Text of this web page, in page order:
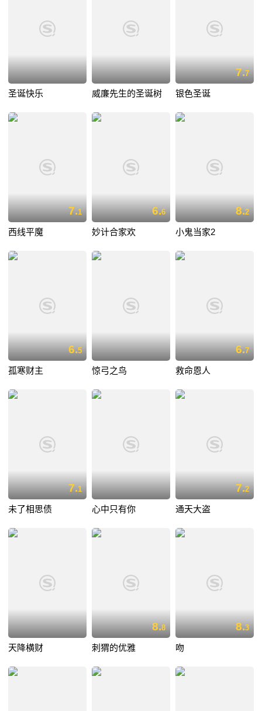
圣诞快乐 威廉先生的圣诞树
7.7
银色圣诞
7.1
西线平魔
6.6
妙计合家欢
8.2
小鬼当家2
6.5
孤寒财主 惊弓之鸟
6.7
救命恩人
7.1
未了相思债 心中只有你
7.2
通天大盗
天降横财
8.8
刺猬的优雅
8.3
吻